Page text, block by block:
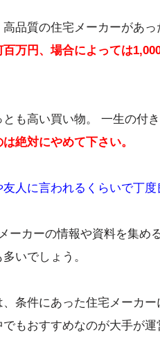
品質の住宅メーカーがあ
百万円、場合によっては
も高い買い物。 一生の付
絶対にやめて下さい。
人に言われるくらいで丁度
ーカーの情報や資料を集
いでしょう。
条件にあった住宅メーカ
もおすすめなのが大手が運